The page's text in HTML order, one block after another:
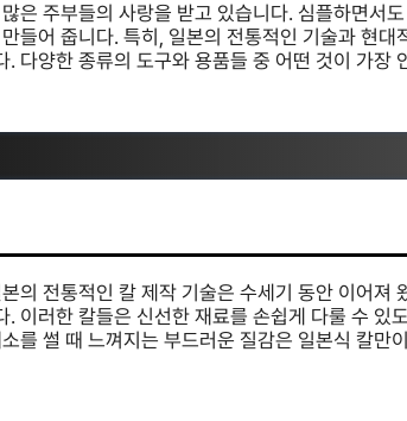
은 주부들의 사랑을 받고 있습니다. 심플하면서
들어 줍니다. 특히, 일본의 전통적인 기술과 현대
다양한 종류의 도구와 용품들 중 어떤 것이 가장
의 전통적인 칼 제작 기술은 수세기 동안 이어져
이러한 칼들은 신선한 재료를 손쉽게 다룰 수 있
를 썰 때 느껴지는 부드러운 질감은 일본식 칼만